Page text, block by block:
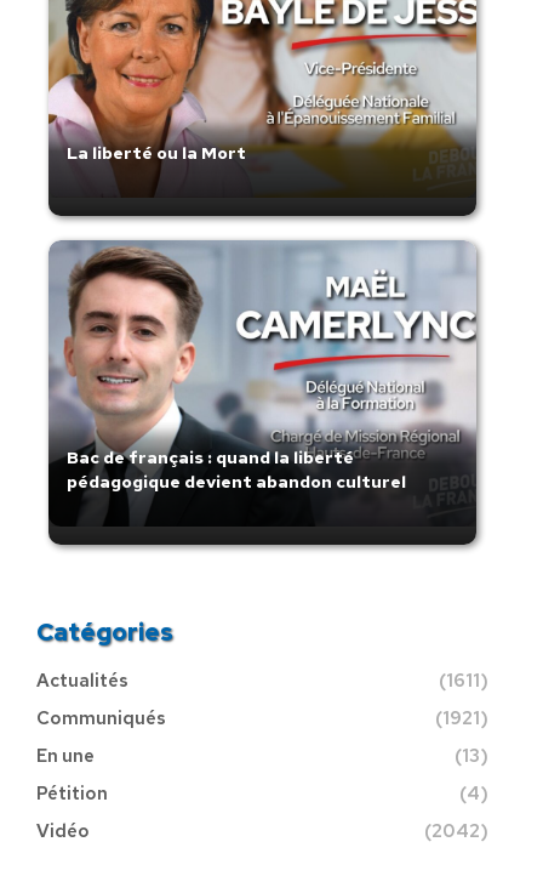
La liberté ou la Mort
Bac de français : quand la liberté
pédagogique devient abandon culturel
Catégories
Actualités
(1611)
Communiqués
(1921)
En une
(13)
Pétition
(4)
Vidéo
(2042)